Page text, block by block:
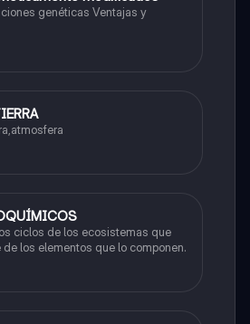
genéticas Ventajas y
ciclos de los ecosistemas que
de los elementos que lo componen.